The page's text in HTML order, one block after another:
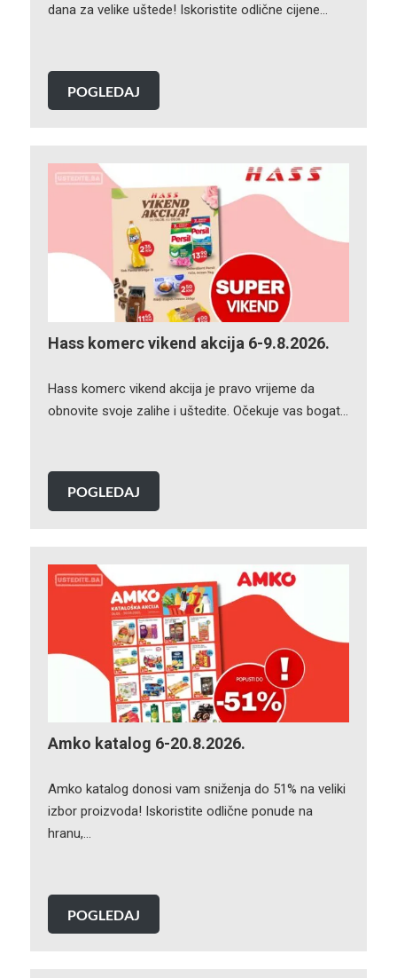
dana za velike uštede! Iskoristite odlične cijene…
POGLEDAJ
Hass komerc vikend akcija 6-9.8.2026.
Hass komerc vikend akcija je pravo vrijeme da
obnovite svoje zalihe i uštedite. Očekuje vas bogat…
POGLEDAJ
Amko katalog 6-20.8.2026.
Amko katalog donosi vam sniženja do 51% na veliki
izbor proizvoda! Iskoristite odlične ponude na
hranu,…
POGLEDAJ